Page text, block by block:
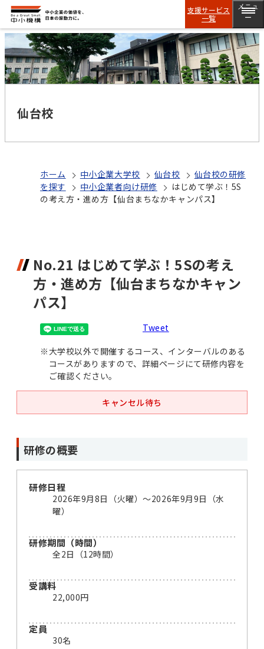
支援サービス
一覧
メニュ
ー
仙台校
ホーム 中小企業大学校 仙台校
仙台校の研修
を探す
中小企業者向け研修
はじめて学ぶ！5S
の考え方・進め方【仙台まちなかキャンパス】
No.21 はじめて学ぶ！5Sの考え
方・進め方【仙台まちなかキャン
パス】
Tweet
※大学校以外で開催するコース、インターバルのある
コースがありますので、詳細ページにて研修内容を
ご確認ください。
キャンセル待ち
研修の概要
研修日程
2026年9月8日（火曜）〜2026年9月9日（水
曜）
研修期間（時間）
全2日（12時間）
受講料
22,000円
定員
30名